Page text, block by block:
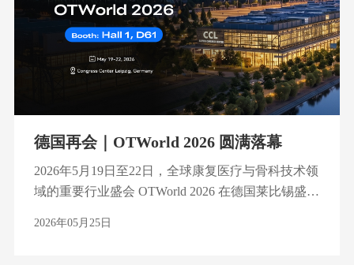
Halim还代表埃及领先的制造与物流专业经济媒体平
台EGYIN开展行业调研与市场研究工作。 “此次深
入交流让我们更加坚定了与PioCreat长期合作的信
心。PioCreat在创新能力、制造规模及质量标准方面
所展现出的专业实力令人印象深刻。未来，我们将
继续携手合作，以ODYX品牌为桥梁，为市场带来
更先进、更可靠的数字化齿科解决方案。” Dr.
Abdelrahman Sabrh ODYX首席执行官（CEO） <深
入制造一线，见证专业实力> 作为PioCreat长期
合作伙伴，ODYX始终与PioCreat保持紧密合作，共
德国再会｜OTWorld 2026 圆满落幕
2026年5月19日至22日，全球康复医疗与骨科技术领
域的重要行业盛会 OTWorld 2026 在德国莱比锡盛大
力的专业展会，OTWorld 汇聚了来自世界各地的行
2026年05月25日